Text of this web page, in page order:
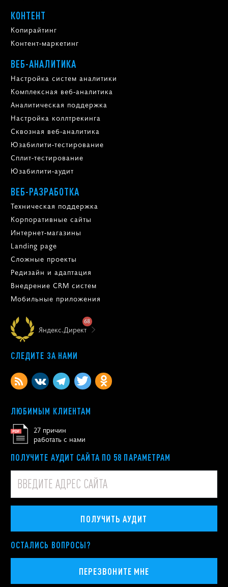
КОНТЕНТ
Копирайтинг
Контент-маркетинг
ВЕБ-АНАЛИТИКА
Настройка систем аналитики
Комплексная веб-аналитика
Аналитическая поддержка
Настройка коллтрекинга
Сквозная веб-аналитика
Юзабилити-тестирование
Сплит-тестирование
Юзабилити-аудит
ВЕБ-РАЗРАБОТКА
Техническая поддержка
Корпоративные сайты
Интернет-магазины
Landing page
Сложные проекты
Редизайн и адаптация
Внедрение CRM систем
Мобильные приложения
Яндекс.Директ
68
СЛЕДИТЕ ЗА НАМИ
ЛЮБИМЫМ КЛИЕНТАМ
27 причин
работать с нами
ПОЛУЧИТЕ АУДИТ САЙТА ПО 58 ПАРАМЕТРАМ
ПОЛУЧИТЬ АУДИТ
ОСТАЛИСЬ ВОПРОСЫ?
ПЕРЕЗВОНИТЕ МНЕ